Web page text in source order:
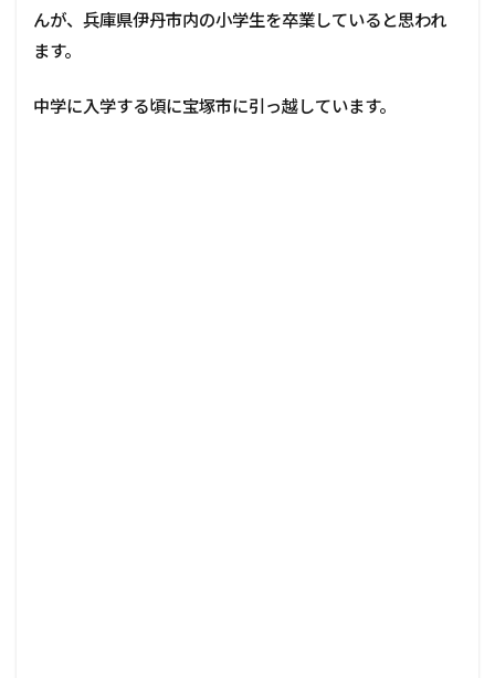
んが、兵庫県伊丹市内の小学生を卒業していると思われ
ます。
中学に入学する頃に宝塚市に引っ越しています。